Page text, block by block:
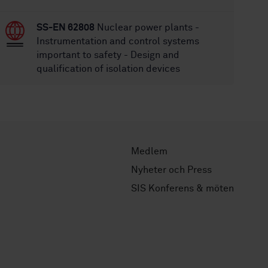
SS-EN 62808 Nuclear power plants -
Instrumentation and control systems
important to safety - Design and
qualification of isolation devices
Medlem
Nyheter och Press
SIS Konferens & möten